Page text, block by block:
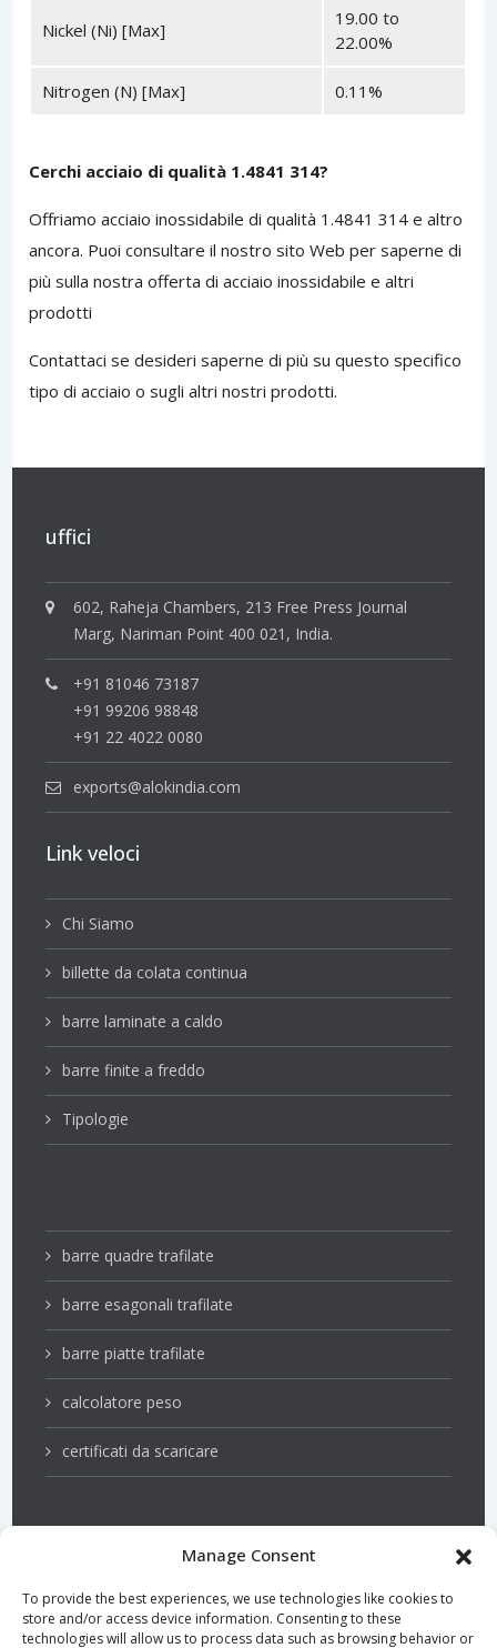
Manage Consent
To provide the best experiences, we use technologies like cookies to
store and/or access device information. Consenting to these
technologies will allow us to process data such as browsing behavior or
Nickel (Ni) [Max]
19.00 to
22.00%
Nitrogen (N) [Max] 0.11%
Cerchi acciaio di qualità 1.4841 314?
Offriamo acciaio inossidabile di qualità 1.4841 314 e altro
ancora. Puoi consultare il nostro sito Web per saperne di
più sulla nostra offerta di acciaio inossidabile e altri
prodotti
Contattaci se desideri saperne di più su questo specifico
tipo di acciaio o sugli altri nostri prodotti.
uffici
602, Raheja Chambers, 213 Free Press Journal
Marg, Nariman Point 400 021, India.
+91 81046 73187
+91 99206 98848
+91 22 4022 0080
exports@alokindia.com
Link veloci
Chi Siamo
billette da colata continua
barre laminate a caldo
barre finite a freddo
Tipologie
barre quadre trafilate
barre esagonali trafilate
barre piatte trafilate
calcolatore peso
certificati da scaricare
PSQ barre